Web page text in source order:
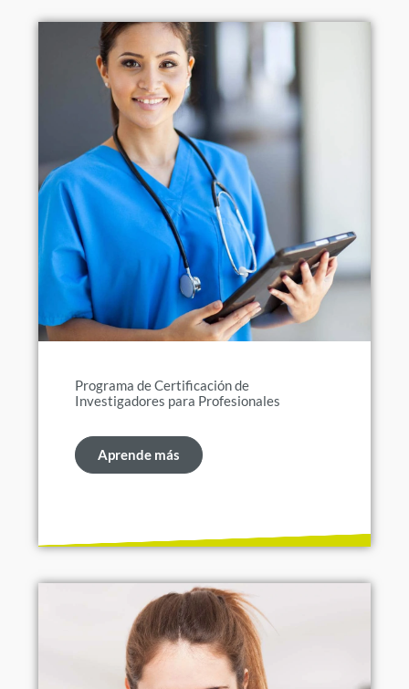
Programa de Certificación de
Investigadores para Profesionales
Aprende más